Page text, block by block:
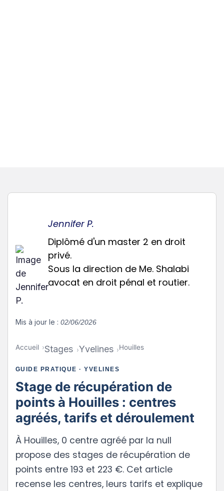
Jennifer P.
Diplômé d'un master 2 en droit
privé.
Sous la direction de Me. Shalabi
avocat en droit pénal et routier.
Mis à jour le : 02/06/2026
Accueil Stages Yvelines Houilles
GUIDE PRATIQUE · YVELINES
Stage de récupération de
points à Houilles : centres
agréés, tarifs et déroulement
À Houilles, 0 centre agréé par la null
propose des stages de récupération de
points entre 193 et 223 €. Cet article
recense les centres, leurs tarifs et explique